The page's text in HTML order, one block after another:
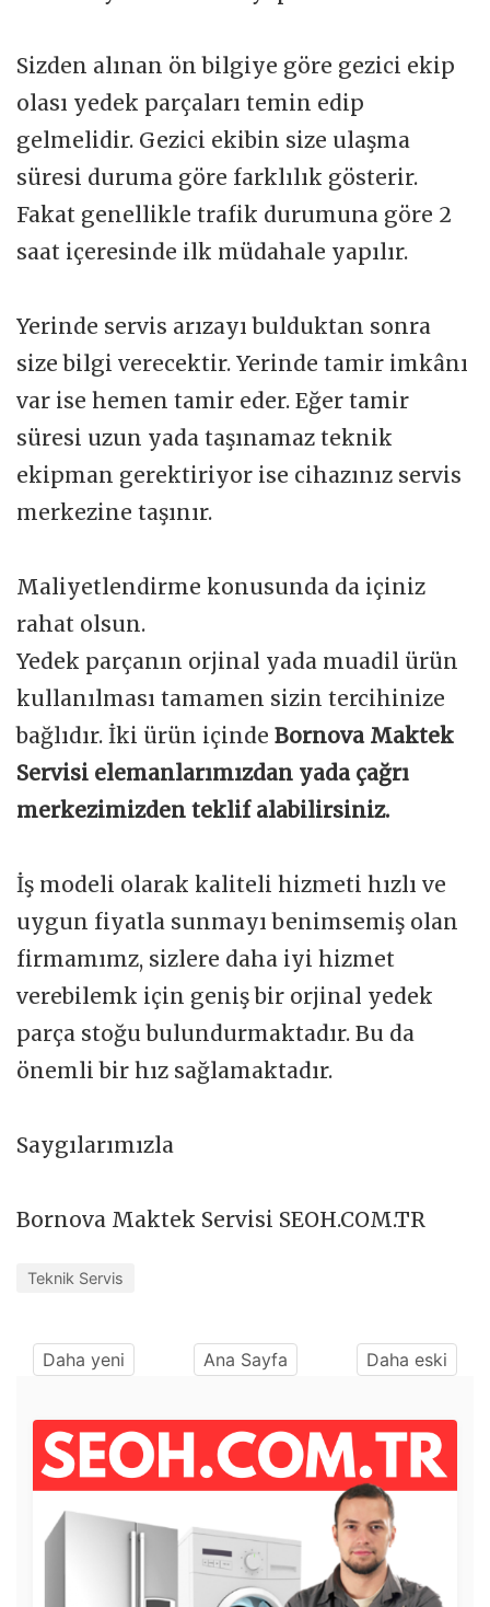
Sizden alınan ön bilgiye göre gezici ekip
olası yedek parçaları temin edip
gelmelidir. Gezici ekibin size ulaşma
süresi duruma göre farklılık gösterir.
Fakat genellikle trafik durumuna göre 2
saat içeresinde ilk müdahale yapılır.
Yerinde servis arızayı bulduktan sonra
size bilgi verecektir. Yerinde tamir imkânı
var ise hemen tamir eder. Eğer tamir
süresi uzun yada taşınamaz teknik
ekipman gerektiriyor ise cihazınız servis
merkezine taşınır.
Maliyetlendirme konusunda da içiniz
rahat olsun.
Yedek parçanın orjinal yada muadil ürün
kullanılması tamamen sizin tercihinize
bağlıdır. İki ürün içinde Bornova Maktek
Servisi elemanlarımızdan yada çağrı
merkezimizden teklif alabilirsiniz.
İş modeli olarak kaliteli hizmeti hızlı ve
uygun fiyatla sunmayı benimsemiş olan
firmamımz, sizlere daha iyi hizmet
verebilemk için geniş bir orjinal yedek
parça stoğu bulundurmaktadır. Bu da
önemli bir hız sağlamaktadır.
Saygılarımızla
Bornova Maktek Servisi SEOH.COM.TR
Teknik Servis
Daha yeni Ana Sayfa Daha eski